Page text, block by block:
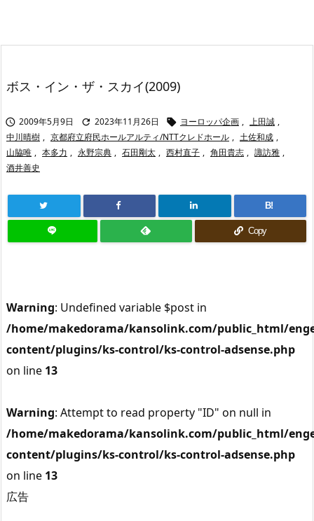
ボス・イン・ザ・スカイ(2009)
 2009年5月9日  2023年11月26日  ヨーロッパ企画 , 上田誠 ,
中川晴樹 , 京都府立府民ホールアルティ/NTTクレドホール , 土佐和成 ,
山脇唯 , 本多力 , 永野宗典 , 石田剛太 , 西村直子 , 角田貴志 , 諏訪雅 ,
酒井善史
B!
Copy
Warning: Undefined variable $post in
/home/makedorama/kansolink.com/public_html/
content/plugins/ks-control/ks-control-adsense.php
on line 13
Warning: Attempt to read property "ID" on null in
/home/makedorama/kansolink.com/public_html/
content/plugins/ks-control/ks-control-adsense.php
on line 13
広告